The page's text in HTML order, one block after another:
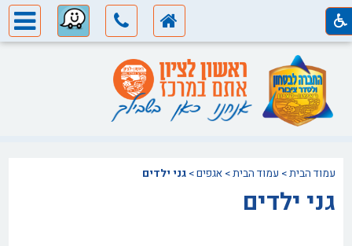
עמוד הבית> עמוד הבית>אגפים>גני ילדים
גני ילדים